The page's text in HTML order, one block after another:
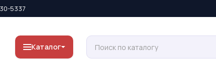
5337
Каталог